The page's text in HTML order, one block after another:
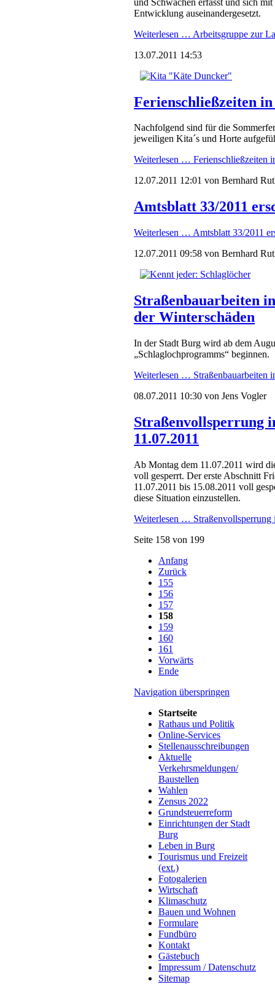
Entwicklung auseinandergesetzt.
Weiterlesen … Arbeitsgruppe zur
13.07.2011 14:53
Ferienschließzeiten
Nachfolgend sind für die
jeweiligen Kita´s und Horte
Weiterlesen … Ferienschließzeiten
12.07.2011 12:01 von Bernhard
Amtsblatt 33/2011
Weiterlesen … Amtsblatt 33/2011
12.07.2011 09:58 von Bernhard
Straßenbauarbeiten
der Winterschäden
In der Stadt Burg wird ab dem
„Schlaglochprogramms“ beginnen.
Weiterlesen … Straßenbauarbeiten
08.07.2011 10:30 von Jens Vogler
Straßenvollsperrung
11.07.2011
Ab Montag dem 11.07.2011 wird
voll gesperrt. Der erste Abschnitt
11.07.2011 bis 15.08.2011 voll
diese Situation einzustellen.
Weiterlesen …
Seite 158 von 199
Anfang
Zurück
155
156
157
158
159
160
161
Vorwärts
Ende
Navigation überspringen
Startseite
Rathaus und Politik
Online-Services
Stellenausschreibungen
Aktuelle
Verkehrsmeldungen/
Baustellen
Wahlen
Zensus 2022
Grundsteuerreform
Einrichtungen der Stadt
Burg
Leben in Burg
Tourismus und Freizeit
(ext.)
Fotogalerien
Wirtschaft
Klimaschutz
Bauen und Wohnen
Formulare
Fundbüro
Kontakt
Gästebuch
Impressum / Datenschutz
Sitemap